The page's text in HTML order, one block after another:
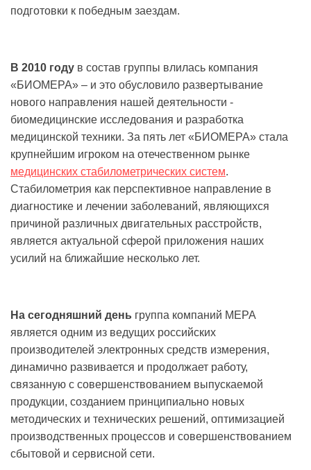
подготовки к победным заездам.
В 2010 году в состав группы влилась компания
«БИОМЕРА» – и это обусловило развертывание
нового направления нашей деятельности -
биомедицинские исследования и разработка
медицинской техники. За пять лет «БИОМЕРА» стала
крупнейшим игроком на отечественном рынке
медицинских стабилометрических систем.
Стабилометрия как перспективное направление в
диагностике и лечении заболеваний, являющихся
причиной различных двигательных расстройств,
является актуальной сферой приложения наших
усилий на ближайшие несколько лет.
На сегодняшний день группа компаний МЕРА
является одним из ведущих российских
производителей электронных средств измерения,
динамично развивается и продолжает работу,
связанную с совершенствованием выпускаемой
продукции, созданием принципиально новых
методических и технических решений, оптимизацией
производственных процессов и совершенствованием
сбытовой и сервисной сети.